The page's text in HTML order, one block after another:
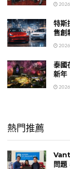
特斯
售創
泰國
新年
熱門推薦
問題